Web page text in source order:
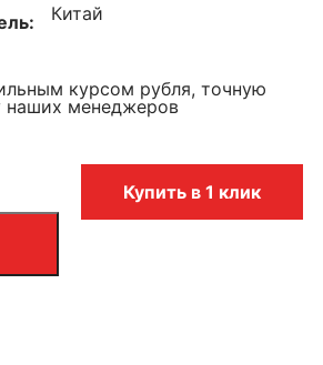
Китай
курсом рубля, точную
наших менеджеров
Купить в 1 клик